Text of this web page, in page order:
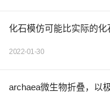
化石模仿可能比实际的化
2022-01-30
archaea微生物折叠，以